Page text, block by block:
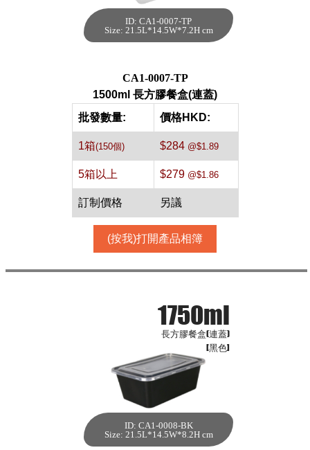
ID: CA1-0007-TP
Size: 21.5L*14.5W*7.2H cm
1500ml 長方膠餐
盒(連蓋)[透明,150
CA1-0007-TP
1500ml 長方膠餐盒(連蓋)
批發數量:
價格HKD:
1箱(150個) $284@$1.89
5箱以上 $279@$1.86
訂制價格 另議
(按我)打開產品相簿
1750ml
長方膠餐盒(連蓋)
[黑色]
ID: CA1-0008-BK
Size: 21.5L*14.5W*8.2H cm
1750ml 長方膠餐
盒(連蓋)[黑色,150